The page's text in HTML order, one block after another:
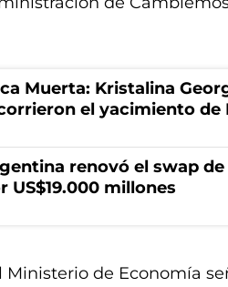
Muerta: Kristalina
el yacimiento de
renovó el swap
US$19.000 millones
Ministerio de Economía